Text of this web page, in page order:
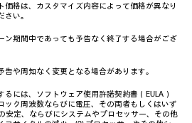
価格は、カスタマイズ内容によって価格が異なり
い。
ン期間中であっても予告なく終了する場合がござ
や周知なく変更となる場合があります。
には、ソフトウェア使用許諾契約書（EULA）
ック周波数ならびに電圧、その両者もしくはいず
安定、ならびにシステムやプロセッサー、その他